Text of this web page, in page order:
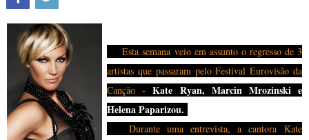
Esta semana veio em assunto o regresso de 3
artistas que passaram pelo Festival Eurovisão da
Canção -Kate Ryan, Marcin Mrozinski e
Helena Paparizou.
Durante uma entrevista, a cantora Kate